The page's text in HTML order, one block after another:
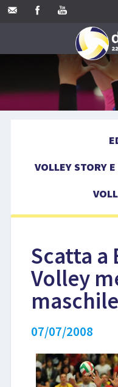
VOLLEY STORY
Scatta a
Volley
07/07/2008